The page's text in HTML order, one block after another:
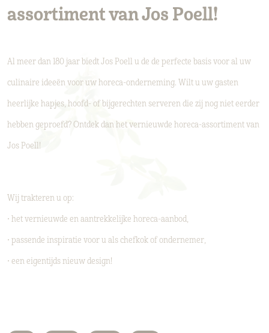
assortiment van Jos Poell!
Al meer dan 180 jaar biedt Jos Poell u de de perfecte basis voor al uw
culinaire ideeën voor uw horeca-onderneming. Wilt u uw gasten
heerlijke hapjes, hoofd- of bijgerechten serveren die zij nog niet eerder
hebben geproefd? Ontdek dan het vernieuwde horeca-assortiment van
Jos Poell!
Wij trakteren u op:
• het vernieuwde en aantrekkelijke horeca-aanbod,
• passende inspiratie voor u als chefkok of ondernemer,
• een eigentijds nieuw design!